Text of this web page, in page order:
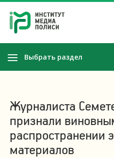
Выбрать раздел
Журналиста
признали
распространении
материалов